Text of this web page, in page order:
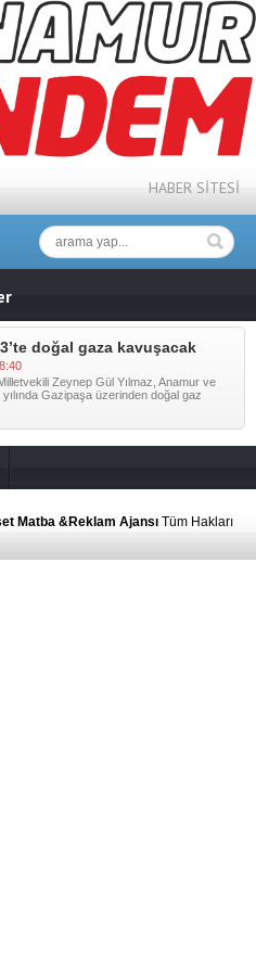
HABER SİTESİ
doğal gaza kavuşacak
Zeynep Gül Yılmaz, Anamur ve
yılında Gazipaşa üzerinden doğal gaz
Matba &Reklam Ajansı Tüm Hakları